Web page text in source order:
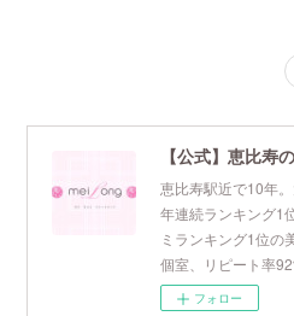
恵比寿駅近で10年
年連続ランキング1
ミランキング1位の
個室、リピート率
フォロー